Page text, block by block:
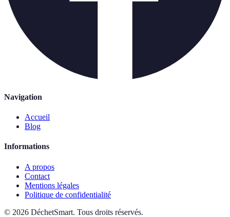
Navigation
Accueil
Blog
Informations
A propos
Contact
Mentions légales
Politique de confidentialité
© 2026 DéchetSmart. Tous droits réservés.